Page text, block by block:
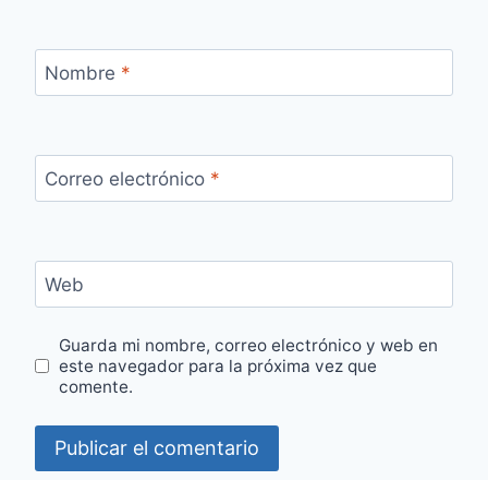
Nombre *
Correo electrónico *
Web
Guarda mi nombre, correo electrónico y web en
este navegador para la próxima vez que
comente.